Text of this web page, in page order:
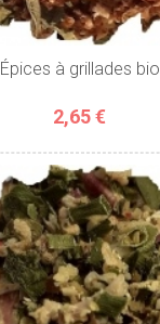
Épices à grillades bio
2,65 €